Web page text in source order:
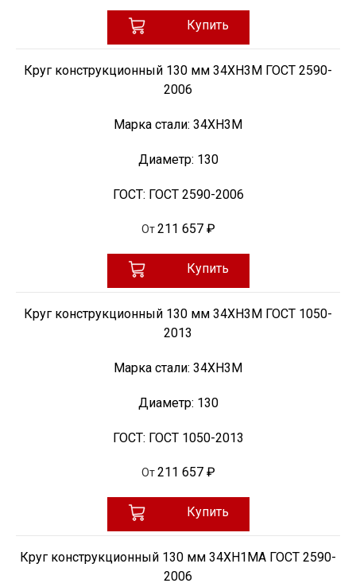
Купить
Круг конструкционный 130 мм 34ХН3М ГОСТ 2590-
2006
Марка стали: 34ХН3М
Диаметр: 130
ГОСТ: ГОСТ 2590-2006
От 211 657 ₽
Купить
Круг конструкционный 130 мм 34ХН3М ГОСТ 1050-
2013
Марка стали: 34ХН3М
Диаметр: 130
ГОСТ: ГОСТ 1050-2013
От 211 657 ₽
Купить
Круг конструкционный 130 мм 34ХН1МА ГОСТ 2590-
2006